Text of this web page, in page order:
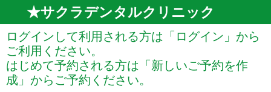
★サクラデンタルクリニック
ログインして利用される方は「ログイン」から
ご利用ください。
はじめて予約される方は「新しいご予約を作
成」からご予約ください。